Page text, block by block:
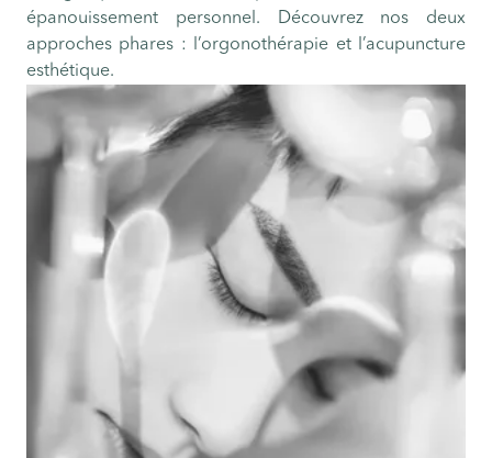
épanouissement personnel. Découvrez nos deux
approches phares : l’orgonothérapie et l’acupuncture
esthétique.